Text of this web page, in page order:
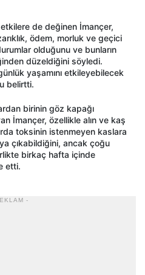
de değinen İmançer,
ödem, morluk ve geçici
olduğunu ve bunların
düzeldiğini söyledi.
yaşamını etkileyebilecek
belirtti.
birinin göz kapağı
İmançer, özellikle alın ve kaş
toksinin istenmeyen kaslara
çıkabildiğini, ancak çoğu
birkaç hafta içinde
etti.
-